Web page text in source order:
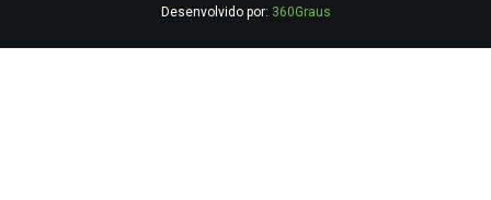
Desenvolvido por: 360Graus